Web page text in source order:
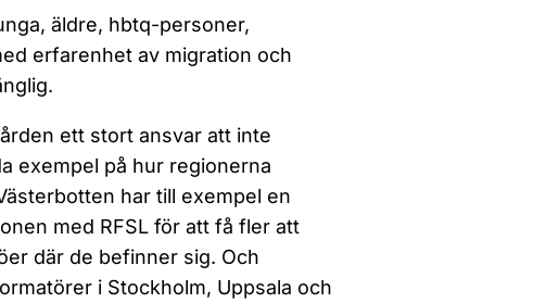
äldre, hbtq-personer,
erfarenhet av migration och
ett stort ansvar att inte
exempel på hur regionerna
har till exempel en
med RFSL för att få fler att
där de befinner sig. Och
i Stockholm, Uppsala och